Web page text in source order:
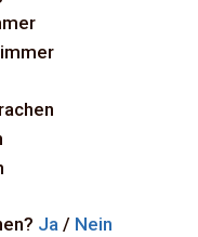
Ja / Nein